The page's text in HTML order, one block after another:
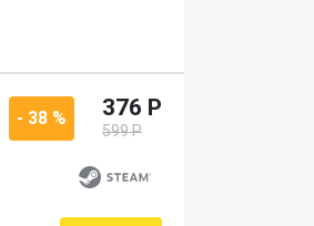
- 38 % 376 P
599 P